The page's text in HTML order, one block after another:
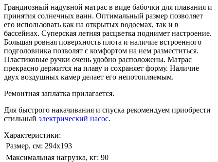
Грандиозный надувной матрас в виде бабочки для плавания и
принятия солнечных ванн. Оптимальный размер позволяет
его использовать как на открытых водоемах, так и в
бассейнах. Суперская летняя расцветка поднимет настроение.
Большая ровная поверхность плота и наличие встроенного
подголовника позволят с комфортом на нем разместиться.
Пластиковые ручки очень удобно расположены. Матрас
прекрасно держится на плаву и сохраняет форму. Наличие
двух воздушных камер делает его непотопляемым.
Ремонтная заплатка прилагается.
Для быстрого накачивания и спуска рекомендуем приобрести
стильный электрический насос.
Характеристики:
Размер, см: 294х193
Максимальная нагрузка, кг: 90